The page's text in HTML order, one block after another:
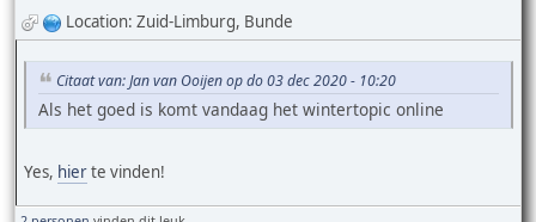
Location: Zuid-Limburg, Bunde
Citaat van: Jan van Ooijen op do 03 dec 2020 - 10:20
Als het goed is komt vandaag het wintertopic online
Yes, hierte vinden!